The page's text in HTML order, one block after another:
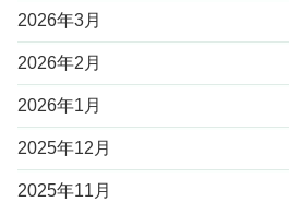
2026年3月
2026年2月
2026年1月
2025年12月
2025年11月